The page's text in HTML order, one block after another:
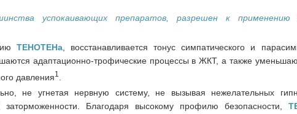
успокаивающих препаратов, разрешен к применению
ТЕНОТЕНа, восстанавливается тонус симпатического и
адаптационно-трофические процессы в ЖКТ, а также
давления1
не угнетая нервную систему, не вызывая нежелательных
заторможенности. Благодаря высокому профилю безопасности,